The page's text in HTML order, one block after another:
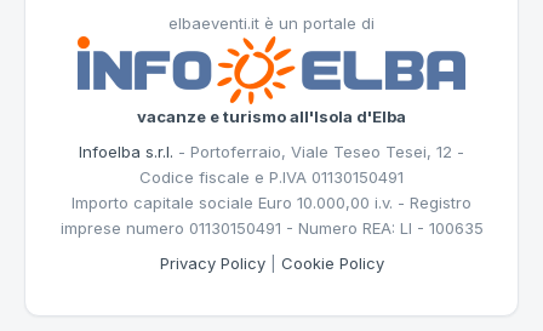
elbaeventi.it è un portale di
vacanze e turismo all'Isola d'Elba
Infoelba s.r.l. - Portoferraio, Viale Teseo Tesei, 12 -
Codice fiscale e P.IVA 01130150491
Importo capitale sociale Euro 10.000,00 i.v. - Registro
imprese numero 01130150491 - Numero REA: LI - 100635
Privacy Policy| Cookie Policy